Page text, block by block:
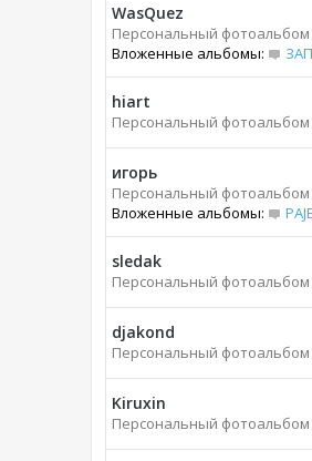
WasQuez
Персональный фотоальбом
Вложенные альбомы:
hiart
Персональный
игорь
Персональный фотоальбом
Вложенные альбомы:
sledak
Персональный
djakond
Персональный
Kiruxin
Персональный фотоальбом